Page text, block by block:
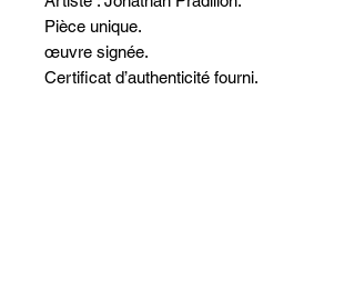
Pièce unique.
œuvre signée.
Certificat d’authenticité fourni.